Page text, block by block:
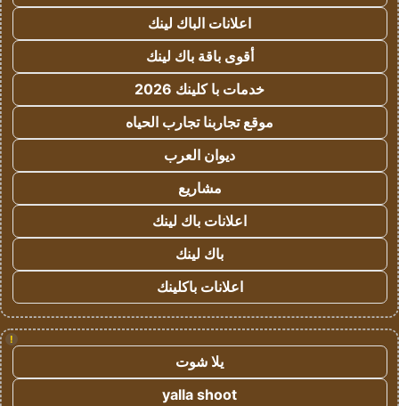
اعلانات الباك لينك
أقوى باقة باك لينك
خدمات با كلينك 2026
موقع تجاربنا تجارب الحياه
ديوان العرب
مشاريع
اعلانات باك لينك
باك لينك
اعلانات باكلينك
!
يلا شوت
yalla shoot